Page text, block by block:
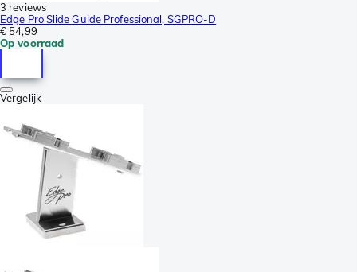
3 reviews
Edge Pro Slide Guide Professional, SGPRO-D
€ 54,99
Op voorraad
Vergelijk